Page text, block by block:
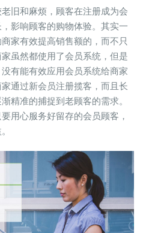
会
员
旧和麻烦，顾客在注册成为会
影响顾客的购物体验。其实一
家有效提高销售额的，而不只
虽然都使用了会员系统，但是
有能有效应用会员系统给商家
通过新会员注册揽客，而且长
精准的捕捉到老顾客的需求。
用心服务好留存的会员顾客，